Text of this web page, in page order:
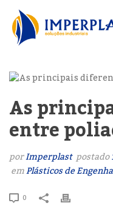
As
entre
porImperplast postado
emPlásticos de
0